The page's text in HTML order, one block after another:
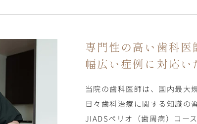
専門性の高い歯科医
幅広い症例に対応い
当院の歯科医師は、国内最大
日々歯科治療に関する知識の
JIADSペリオ（歯周病）コー